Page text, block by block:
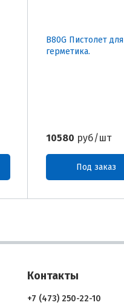
B80G Пистолет для
герметика.
10580 руб/шт
Под заказ
Контакты
+7 (473) 250-22-10